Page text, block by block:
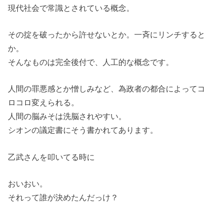
現代社会で常識とされている概念。
その掟を破ったから許せないとか。一斉にリンチすると
か。
そんなものは完全後付で、人工的な概念です。
人間の罪悪感とか憎しみなど、為政者の都合によってコ
ロコロ変えられる。
人間の脳みそは洗脳されやすい。
シオンの議定書にそう書かれてあります。
乙武さんを叩いてる時に
おいおい。
それって誰が決めたんだっけ？